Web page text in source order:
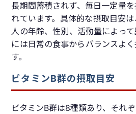
長期間蓄積されず、毎日一定量
れています。具体的な摂取目安
人の年齢、性別、活動量によっ
には日常の食事からバランスよ
す。
ビタミンB群の摂取目安
ビタミンB群は8種類あり、それ